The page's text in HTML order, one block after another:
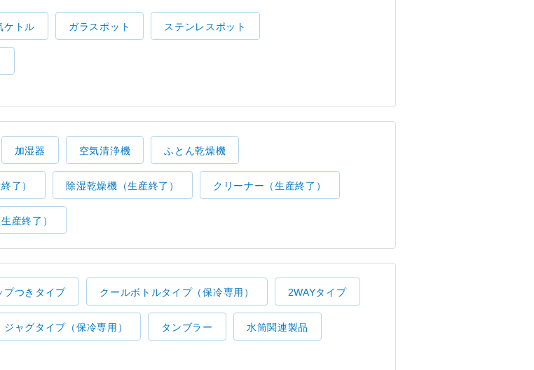
ケトル ガラスポット ステンレスポット
加湿器 空気清浄機 ふとん乾燥機
了） 除湿乾燥機（生産終了） クリーナー（生産終了）
産終了）
プつきタイプ クールボトルタイプ（保冷専用） 2WAYタイプ
ジャグタイプ（保冷専用） タンブラー 水筒関連製品